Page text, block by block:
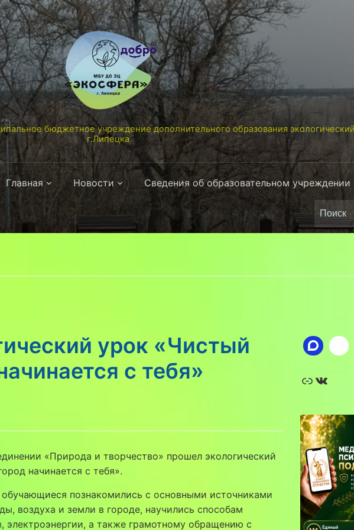
бюджетное учреждение дополнительного образования
г.Липецка
Главная Новости Сведения об образовательном учреждении
Поиск
по:
урок «Чистый
с тебя»
«Природа и творчество» прошел экологический
начинается с тебя».
обучающиеся познакомились с основными источниками
воздуха и земли в городе, научились способам
электроэнергии, а также грамотному обращению с